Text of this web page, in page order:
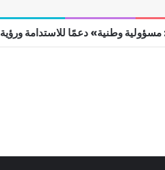
وطنية» دعمًا للاستدامة ورؤية